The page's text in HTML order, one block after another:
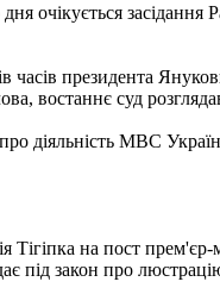
очікується засідання
часів президента
востаннє суд
про діяльність МВС
на пост прем'єр-
під закон про